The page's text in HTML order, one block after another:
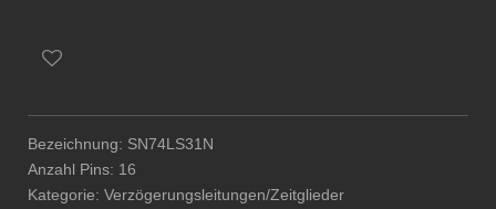
Bezeichnung: SN74LS31N
Anzahl Pins: 16
Kategorie: Verzögerungsleitungen/Zeitglieder